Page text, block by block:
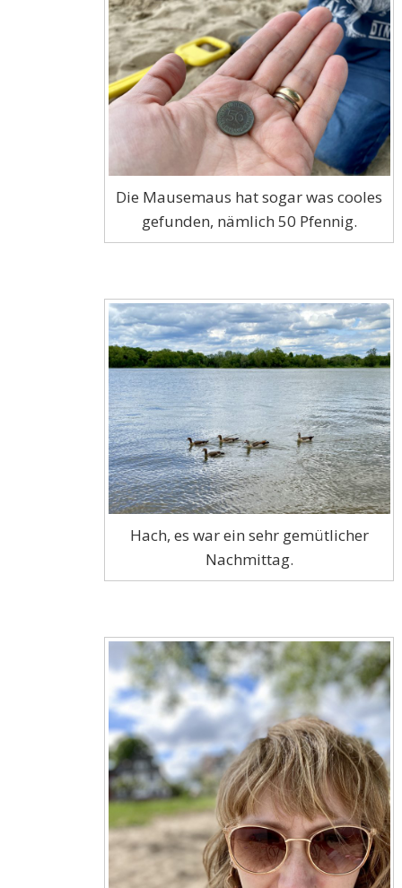
Die Mausemaus hat sogar was cooles
gefunden, nämlich 50 Pfennig.
Hach, es war ein sehr gemütlicher
Nachmittag.